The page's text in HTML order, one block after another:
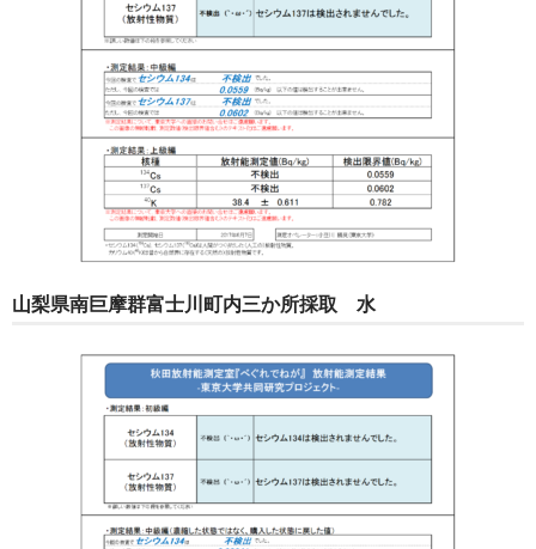
山梨県南巨摩群富士川町内三か所採取 水